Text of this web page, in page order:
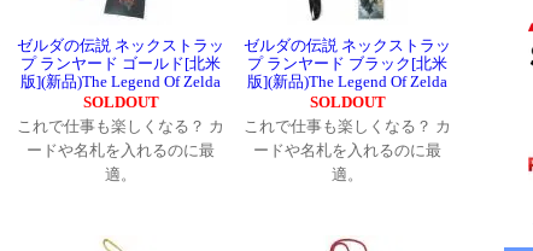
ゼルダの伝説 ネックストラッ
プ ランヤード ゴールド[北米
版](新品)The Legend Of Zelda
SOLDOUT
これで仕事も楽しくなる？ カ
ードや名札を入れるのに最
適。
ゼルダの伝説 ネックストラッ
プ ランヤード ブラック[北米
版](新品)The Legend Of Zelda
SOLDOUT
これで仕事も楽しくなる？ カ
ードや名札を入れるのに最
適。